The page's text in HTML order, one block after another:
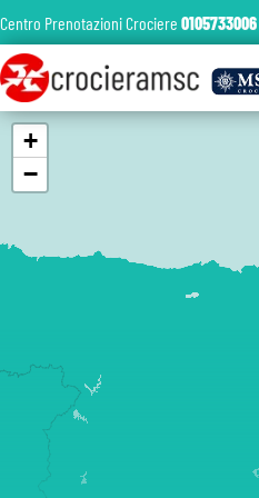
+
−
Centro Prenotazioni Crociere 0105733006